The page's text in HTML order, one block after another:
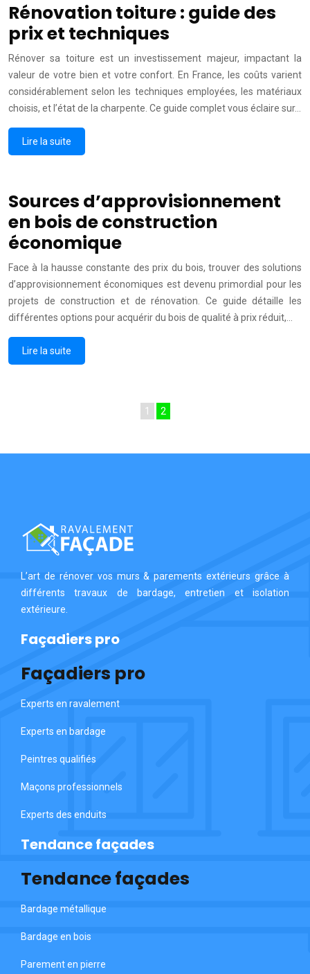
Rénovation toiture : guide des
prix et techniques
Rénover sa toiture est un investissement majeur, impactant la
valeur de votre bien et votre confort. En France, les coûts varient
considérablement selon les techniques employées, les matériaux
choisis, et l’état de la charpente. Ce guide complet vous éclaire sur…
Lire la suite
Sources d’approvisionnement
en bois de construction
économique
Face à la hausse constante des prix du bois, trouver des solutions
d’approvisionnement économiques est devenu primordial pour les
projets de construction et de rénovation. Ce guide détaille les
différentes options pour acquérir du bois de qualité à prix réduit,…
Lire la suite
1 2
L’art de rénover vos murs & parements extérieurs grâce à
différents travaux de bardage, entretien et isolation
extérieure.
Façadiers pro
Façadiers pro
Experts en ravalement
Experts en bardage
Peintres qualifiés
Maçons professionnels
Experts des enduits
Tendance façades
Tendance façades
Bardage métallique
Bardage en bois
Parement en pierre